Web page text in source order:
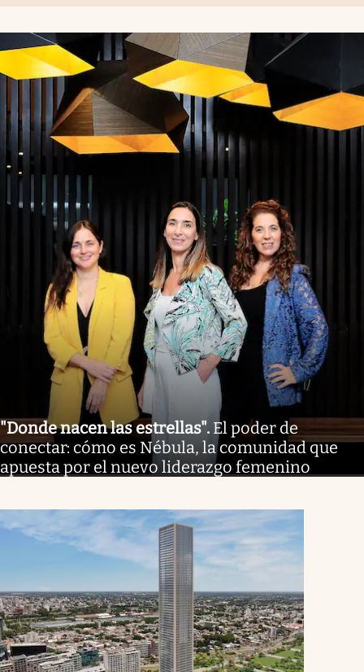
"Donde nacen las estrellas". El poder de
conectar: cómo es Nébula, la comunidad que
apuesta por el nuevo liderazgo femenino